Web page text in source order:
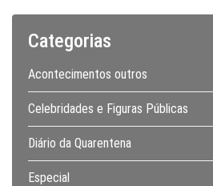
Categorias
Acontecimentos outros
Celebridades e Figuras Públicas
Diário da Quarentena
Especial